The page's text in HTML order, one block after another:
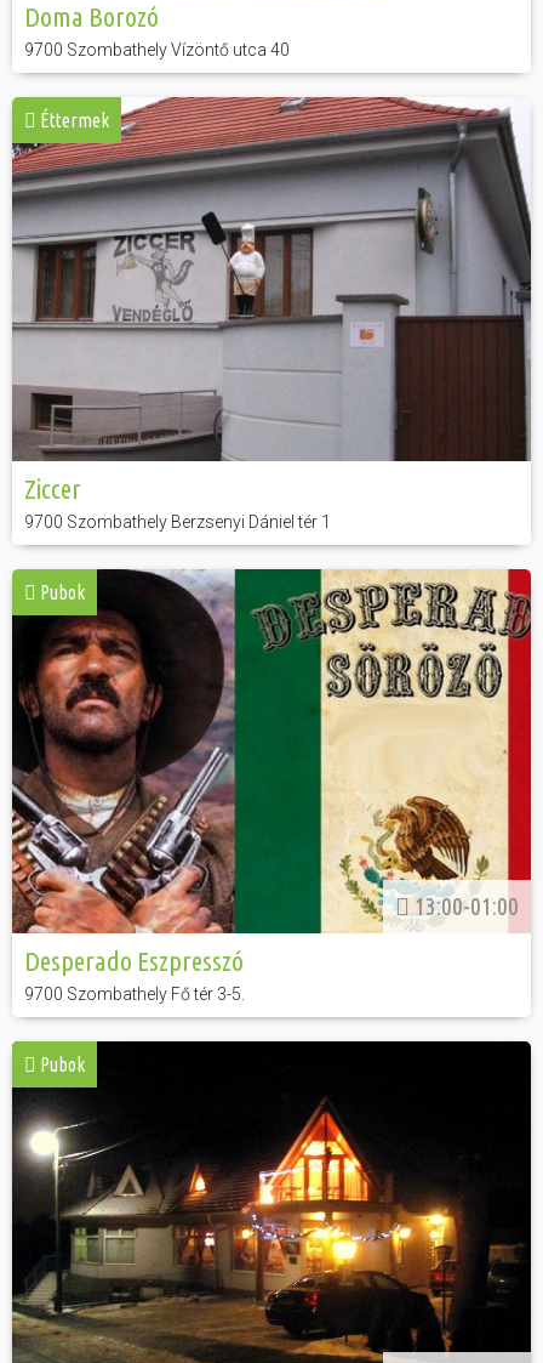
Doma Borozó
9700 Szombathely Vízöntő utca 40
Éttermek
Ziccer
9700 Szombathely Berzsenyi Dániel tér 1
Pubok
13:00-01:00
Desperado Eszpresszó
9700 Szombathely Fő tér 3-5.
Pubok